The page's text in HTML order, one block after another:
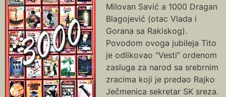
Milovan Savić a 1000 Dragan
Blagojević (otac Vlada i
Gorana sa Rakiskog).
Povodom ovoga jubileja Tito
je odlikovao “Vesti” ordenom
zasluga za narod sa srebrnim
zracima koji je predao Rajko
Ječmenica sekretar SK sreza.